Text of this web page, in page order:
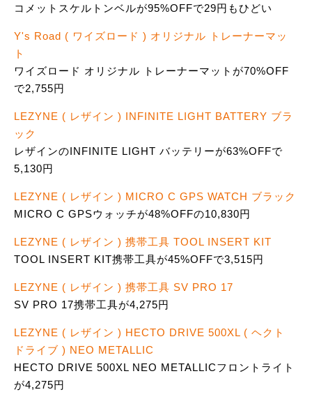
コメットスケルトンベルが95%OFFで29円もひどい
Y's Road ( ワイズロード ) オリジナル トレーナーマッ
ト
ワイズロード オリジナル トレーナーマットが70%OFF
で2,755円
LEZYNE ( レザイン ) INFINITE LIGHT BATTERY ブラ
ック
レザインのINFINITE LIGHT バッテリーが63%OFFで
5,130円
LEZYNE ( レザイン ) MICRO C GPS WATCH ブラック
MICRO C GPSウォッチが48%OFFの10,830円
LEZYNE ( レザイン ) 携帯工具 TOOL INSERT KIT
TOOL INSERT KIT携帯工具が45%OFFで3,515円
LEZYNE ( レザイン ) 携帯工具 SV PRO 17
SV PRO 17携帯工具が4,275円
LEZYNE ( レザイン ) HECTO DRIVE 500XL ( ヘクト
ドライブ ) NEO METALLIC
HECTO DRIVE 500XL NEO METALLICフロントライト
が4,275円